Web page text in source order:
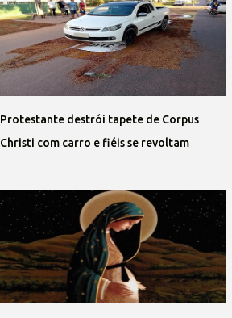
Protestante destrói tapete de Corpus
Christi com carro e fiéis se revoltam